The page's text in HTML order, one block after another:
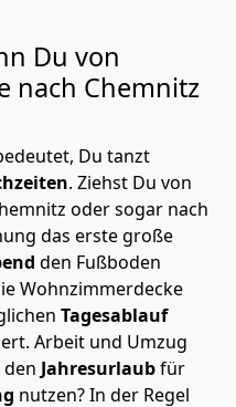
Du von
nach Chemnitz
Du tanzt
. Ziehst Du von
oder sogar nach
das erste große
den Fußboden
Wohnzimmerdecke
Tagesablauf
Arbeit und Umzug
Jahresurlaubfür
nutzen? In der Regel